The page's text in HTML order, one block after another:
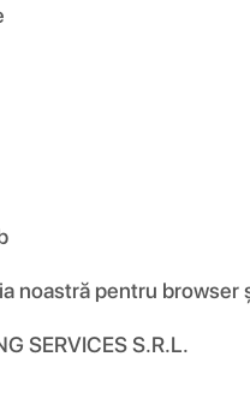
noastră pentru
SERVICES S.R.L.